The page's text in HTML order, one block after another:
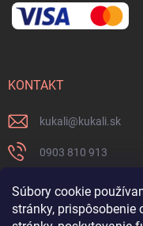
Súbory cookie
stránky, prispôsobenie
KONTAKT
kukali@kukali.sk
0903 810 913
Nenechajte si ujsť